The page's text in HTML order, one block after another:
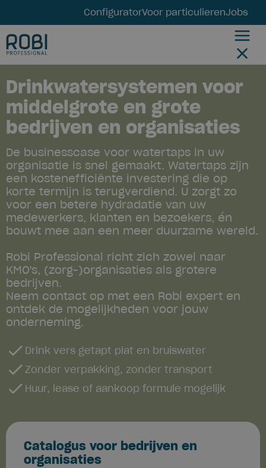
ConfiguratorVoor particulierenJobs
Drinkwatersystemen voor
middelgrote en grote
bedrijven en organisaties
De businesscase voor watertaps in uw
organisatie is snel gemaakt. Watertaps zijn
een kostenefficiënte investering die op
korte termijn is terugverdiend. U zorgt zo
voor een betere hydradatie van uw
medewerkers, klanten en bezoekers, én
bouwt mee aan een meer duurzame wereld.
Robi Professional richt zich zowel naar
KMO's, (zorg-)organisaties als grotere
bedrijven.
Neem contact op met een Robi expert en
ontdek de mogelijkheden voor jouw
onderneming.
Drink vers getapt plat en bruiswater
Zonder verpakking, zonder transport
Huur, lease of aankoop formule mogelijk
Catalogus voor bedrijven en
organisaties